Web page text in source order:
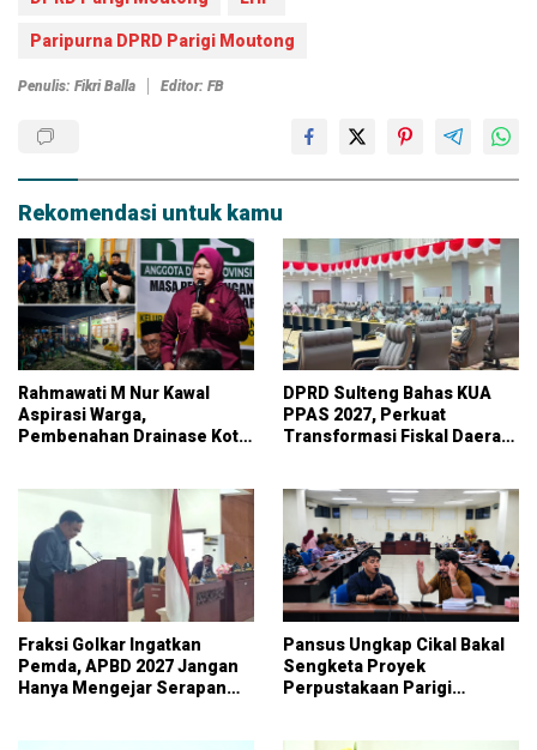
Paripurna DPRD Parigi Moutong
Penulis: Fikri Balla Editor: FB
Rekomendasi untuk kamu
Rahmawati M Nur Kawal
Aspirasi Warga,
Pembenahan Drainase Kota
DPRD Sulteng Bahas KUA
PPAS 2027, Perkuat
Transformasi Fiskal Daerah
Fraksi Golkar Ingatkan
Pemda, APBD 2027 Jangan
Hanya Mengejar Serapan
Pansus Ungkap Cikal Bakal
Sengketa Proyek
Perpustakaan Parigi